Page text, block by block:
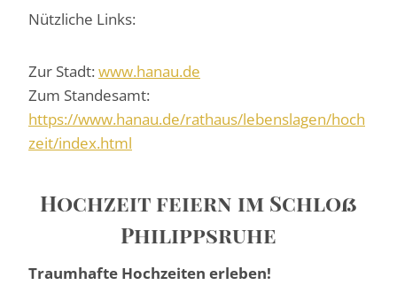
Nützliche Links:
Zur Stadt: www.hanau.de
Zum Standesamt:
https://www.hanau.de/rathaus/lebenslagen/hoch
zeit/index.html
Hochzeit feiern im Schloß
Philippsruhe
Traumhafte Hochzeiten erleben!